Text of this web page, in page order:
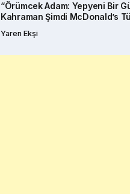
“Örümcek Adam: Yepyeni Bir
Kahraman Şimdi McDonald’s
Yaren Ekşi